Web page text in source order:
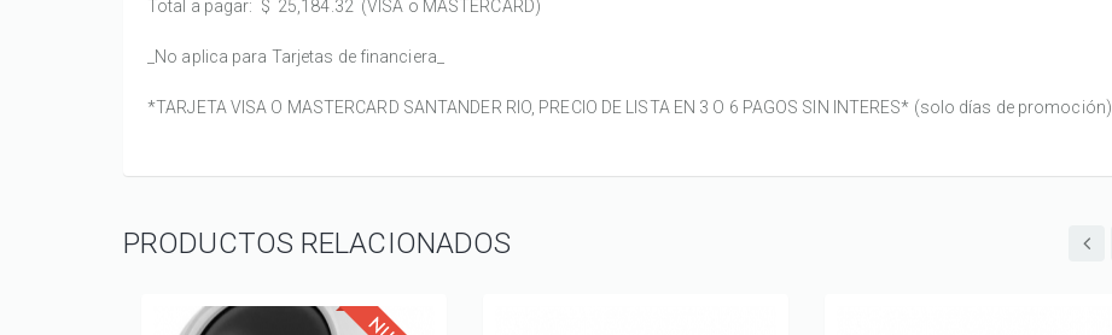
Total a pagar: $ 25,184.32 (VISA o MASTERCARD)
_No aplica para Tarjetas de financiera_
*TARJETA VISA O MASTERCARD SANTANDER RIO, PRECIO DE LISTA EN 3 O 6 PAGOS SIN INTERES* (solo días de promoción)
PRODUCTOS RELACIONADOS